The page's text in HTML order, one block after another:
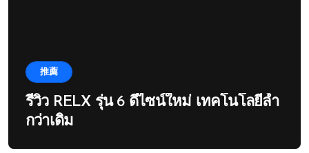
推薦
รีวิว RELX รุ่น 6 ดีไซน์ใหม่ เทคโนโลยีล้ำ
กว่าเดิม